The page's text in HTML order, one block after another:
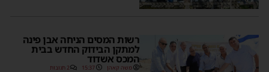
רשות המסים הניחה אבן פינה
למתקן הבידוק החדש בבית
המכס אשדוד
משה קאהן 15:37 2 תגובות